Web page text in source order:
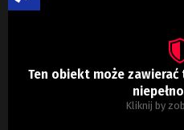
Ten obiekt może
Kliknij by